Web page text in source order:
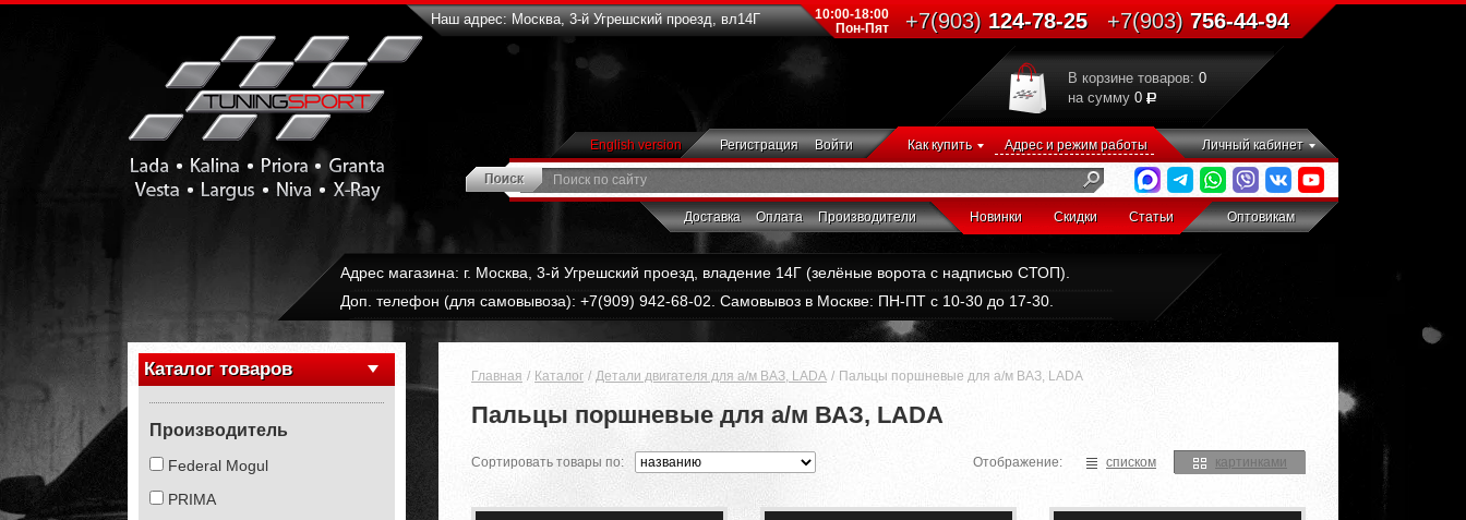
Наш адрес: Москва, 3-й Угрешский проезд, вл14Г
10:00-18:00
Пон-Пят
+7(903)124-78-25 +7(903)756-44-94
В корзине товаров: 0
на сумму 0
English version Регистрация Войти Как купить Адрес и режим работы Личный кабинет
Доставка Оплата Производители Новинки Скидки Статьи Оптовикам
Адрес магазина: г. Москва, 3-й Угрешский проезд, владение 14Г (зелёные ворота с надписью СТОП).
Доп. телефон (для самовывоза): +7(909) 942-68-02. Самовывоз в Москве: ПН-ПТ с 10-30 до 17-30.
Каталог товаров
Производитель
Federal Mogul
PRIMA
Главная Каталог Детали двигателя для а/м ВАЗ, LADA Пальцы поршневые для а/м ВАЗ, LADA
Пальцы поршневые для а/м ВАЗ, LADA
Сортировать товары по: Отображение: списком картинками